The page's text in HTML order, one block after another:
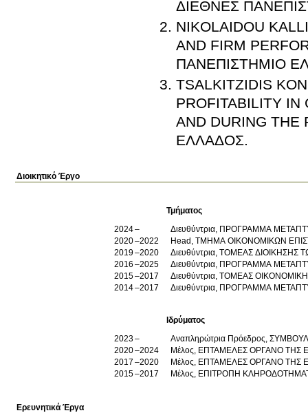
ΔΙΕΘΝΕΣ
NIKOLAIDOU
AND FIRM
ΠΑΝΕΠΙΣΤΗΜΙΟ
TSALKITZIDIS
PROFITABILITY IN
AND DURING
ΕΛΛΑΔΟΣ
Διοικητικό Έργο
Τμήματος
2024
Διευθύντρια, ΠΡΟΓΡΑΜΜΑ
2020
2022
Head, ΤΜΗΜΑ ΟΙΚΟΝΟΜΙΚΩΝ
2019
2020
Διευθύντρια, ΤΟΜΕΑΣ ΔΙΟΙΚΗΣΗΣ
2016
2025
Διευθύντρια, ΠΡΟΓΡΑΜΜΑ
2015
2017
Διευθύντρια, ΤΟΜΕΑΣ
2014
2017 Διευθύντρια, ΠΡΟΓΡΑΜΜΑ
Ιδρύματος
2023
Αναπληρώτρια Πρόεδρος,
2020
2024
Μέλος, ΕΠΤΑΜΕΛΕΣ ΟΡΓΑΝΟ ΤΗΣ
2017
2020
Μέλος, ΕΠΤΑΜΕΛΕΣ ΟΡΓΑΝΟ ΤΗΣ
2015
2017 Μέλος, ΕΠΙΤΡΟΠΗ
Ερευνητικά Έργα